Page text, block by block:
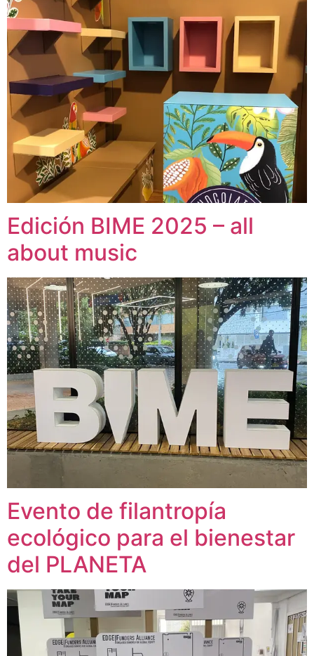
Edición BIME 2025 – all
about music
Evento de filantropía
ecológico para el bienestar
del PLANETA